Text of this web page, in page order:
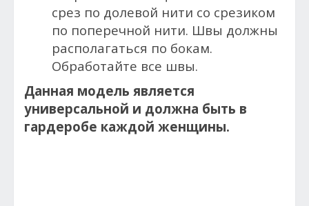
срез по долевой нити со срезиком
по поперечной нити. Швы должны
располагаться по бокам.
Обработайте все швы.
Данная модель является
универсальной и должна быть в
гардеробе каждой женщины.